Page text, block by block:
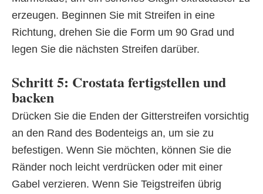
erzeugen. Beginnen Sie mit Streifen in eine
Richtung, drehen Sie die Form um 90 Grad und
legen Sie die nächsten Streifen darüber.
Schritt 5: Crostata fertigstellen und
backen
Drücken Sie die Enden der Gitterstreifen vorsichtig
an den Rand des Bodenteigs an, um sie zu
befestigen. Wenn Sie möchten, können Sie die
Ränder noch leicht verdrücken oder mit einer
Gabel verzieren. Wenn Sie Teigstreifen übrig